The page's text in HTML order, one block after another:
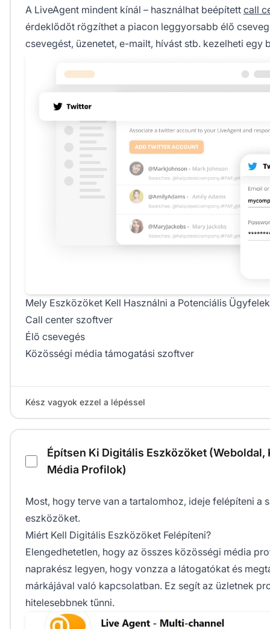
A LiveAgent mindent kínál – használhat beépített call
érdeklődőt rögzíthet a piacon leggyorsabb élő
csevegést, üzenetet, e-mailt, hívást stb. kezelheti egy
Mely Eszközöket Kell Használni a Potenciális
Call center szoftver
Élő csevegés
Közösségi média támogatási szoftver
Kész vagyok ezzel a lépéssel
Építsen Ki Digitális Eszközöket (Weboldal,
Média Profilok)
Most, hogy terve van a tartalomhoz, ideje felépíteni a
eszközöket.
Miért Kell Digitális Eszközöket Felépíteni?
Elengedhetetlen, hogy az összes közösségi média
naprakész legyen, hogy vonzza a látogatókat és
márkájával való kapcsolatban. Ez segít az üzletnek
hitelesebbnek tűnni.